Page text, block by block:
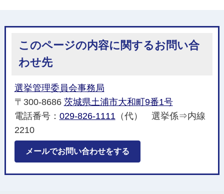
このページの内容に関するお問い合
わせ先
選挙管理委員会事務局
〒300-8686 茨城県土浦市大和町9番1号
電話番号： 029-826-1111 （代） 選挙係⇒内線
2210
メールでお問い合わせをする